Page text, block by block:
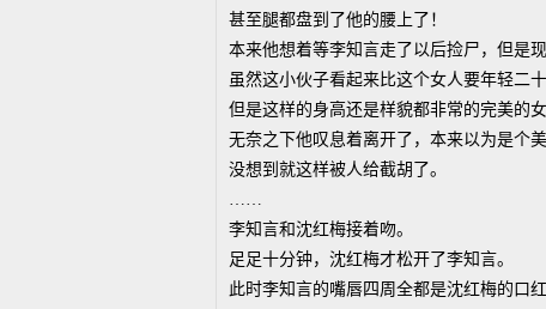
甚至腿都盘到了他的腰上了！
本来他想着等李知言走了以后捡尸，但是
虽然这小伙子看起来比这个女人要年轻二十
但是这样的身高还是样貌都非常的完美的
无奈之下他叹息着离开了，本来以为是个
没想到就这样被人给截胡了。
……
李知言和沈红梅接着吻。
足足十分钟，沈红梅才松开了李知言。
此时李知言的嘴唇四周全都是沈红梅的口红